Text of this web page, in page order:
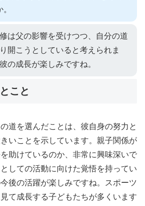
は父の影響を受けつつ、自分の道
開こうとしていると考えられま
の成長が楽しみですね。
こと
道を選んだことは、彼自身の努力と
いことを示しています。親子関係が
助けているのか、非常に興味深いで
しての活動に向けた覚悟を持ってい
後の活躍が楽しみですね。スポーツ
て成長する子どもたちが多くいます